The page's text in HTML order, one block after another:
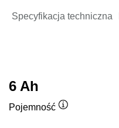
Specyfikacja techniczna
6 Ah
Pojemność